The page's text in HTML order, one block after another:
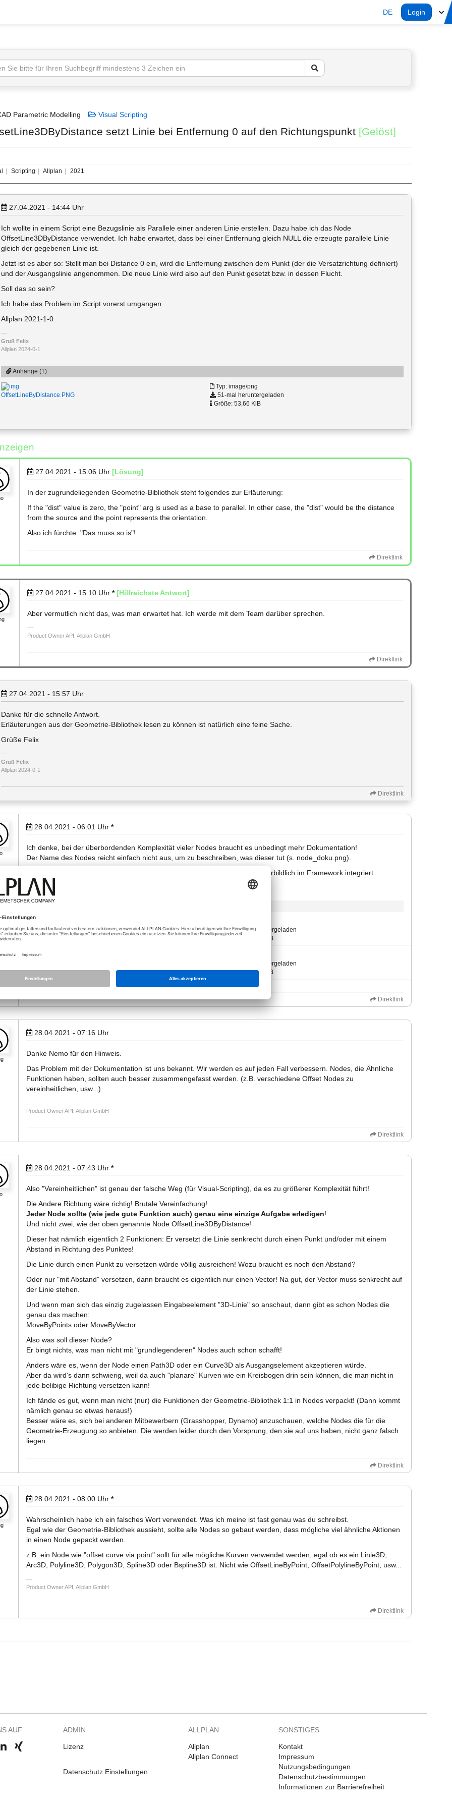
DE Login
Parametric Modelling Visual Scripting
setzt Linie bei Entfernung 0 auf den Richtungspunkt [Gelöst]
Scripting Allplan 2021
27.04.2021 - 14:44 Uhr
Ich wollte in einem Script eine Bezugslinie als Parallele einer anderen Linie erstellen. Dazu habe ich das Node
OffsetLine3DByDistance verwendet. Ich habe erwartet, dass bei einer Entfernung gleich NULL die erzeugte parallele Linie
gleich der gegebenen Linie ist.
Jetzt ist es aber so: Stellt man bei Distance 0 ein, wird die Entfernung zwischen dem Punkt (der die Versatzrichtung definiert)
und der Ausgangslinie angenommen. Die neue Linie wird also auf den Punkt gesetzt bzw. in dessen Flucht.
Soll das so sein?
Ich habe das Problem im Script vorerst umgangen.
Allplan 2021-1-0
Gruß Felix
Allplan 2024-0-1
Anhänge (1)
OffsetLineByDistance.PNG
Typ: image/png
51-mal heruntergeladen
Größe: 53,66 KiB
27.04.2021 - 15:06 Uhr [Lösung]
In der zugrundeliegenden Geometrie-Bibliothek steht folgendes zur Erläuterung:
If the "dist" value is zero, the "point" arg is used as a base to parallel. In other case, the "dist" would be the distance
from the source and the point represents the orientation.
Also ich fürchte: "Das muss so is"!
Direktlink
27.04.2021 - 15:10 Uhr * [Hilfreichste Antwort]
Aber vermutlich nicht das, was man erwartet hat. Ich werde mit dem Team darüber sprechen.
Product Owner API, Allplan GmbH
Direktlink
27.04.2021 - 15:57 Uhr
Danke für die schnelle Antwort.
Erläuterungen aus der Geometrie-Bibliothek lesen zu können ist natürlich eine feine Sache.
Grüße Felix
Gruß Felix
Allplan 2024-0-1
Direktlink
28.04.2021 - 06:01 Uhr *
Ich denke, bei der überbordenden Komplexität vieler Nodes braucht es unbedingt mehr Dokumentation!
Der Name des Nodes reicht einfach nicht aus, um zu beschreiben, was dieser tut (s. node_doku.png).
Andere Visual-Scripting-Ansätze (z.B. Dynamo) haben die Dokumentation vorbildlich im Framework integriert
(s.Dynamo.png)!
Dynamo.png
46-mal heruntergeladen
Größe: 69,18 KiB
49-mal heruntergeladen
Größe: 70,46 KiB
Direktlink
28.04.2021 - 07:16 Uhr
Danke Nemo für den Hinweis.
Das Problem mit der Dokumentation ist uns bekannt. Wir werden es auf jeden Fall verbessern. Nodes, die Ähnliche
Funktionen haben, sollten auch besser zusammengefasst werden. (z.B. verschiedene Offset Nodes zu
vereinheitlichen, usw...)
Product Owner API, Allplan GmbH
Direktlink
28.04.2021 - 07:43 Uhr *
Also "Vereinheitlichen" ist genau der falsche Weg (für Visual-Scripting), da es zu größerer Komplexität führt!
Die Andere Richtung wäre richtig! Brutale Vereinfachung!
Jeder Node sollte (wie jede gute Funktion auch) genau eine einzige Aufgabe erledigen!
Und nicht zwei, wie der oben genannte Node OffsetLine3DByDistance!
Dieser hat nämlich eigentlich 2 Funktionen: Er versetzt die Linie senkrecht durch einen Punkt und/oder mit einem
Abstand in Richtung des Punktes!
Die Linie durch einen Punkt zu versetzen würde völlig ausreichen! Wozu braucht es noch den Abstand?
Oder nur "mit Abstand" versetzen, dann braucht es eigentlich nur einen Vector! Na gut, der Vector muss senkrecht auf
der Linie stehen.
Und wenn man sich das einzig zugelassen Eingabeelement "3D-Linie" so anschaut, dann gibt es schon Nodes die
genau das machen:
MoveByPoints oder MoveByVector
Also was soll dieser Node?
Er bingt nichts, was man nicht mit "grundlegenderen" Nodes auch schon schafft!
Anders wäre es, wenn der Node einen Path3D oder ein Curve3D als Ausgangselement akzeptieren würde.
Aber da wird's dann schwierig, weil da auch "planare" Kurven wie ein Kreisbogen drin sein können, die man nicht in
jede belibige Richtung versetzen kann!
Ich fände es gut, wenn man nicht (nur) die Funktionen der Geometrie-Bibliothek 1:1 in Nodes verpackt! (Dann kommt
nämlich genau so etwas heraus!)
Besser wäre es, sich bei anderen Mitbewerbern (Grasshopper, Dynamo) anzuschauen, welche Nodes die für die
Geometrie-Erzeugung so anbieten. Die werden leider durch den Vorsprung, den sie auf uns haben, nicht ganz falsch
liegen...
Direktlink
28.04.2021 - 08:00 Uhr *
Wahrscheinlich habe ich ein falsches Wort verwendet. Was ich meine ist fast genau was du schreibst.
Egal wie der Geometrie-Bibliothek aussieht, sollte alle Nodes so gebaut werden, dass mögliche viel ähnliche Aktionen
in einen Node gepackt werden.
z.B. ein Node wie "offset curve via point" sollt für alle mögliche Kurven verwendet werden, egal ob es ein Linie3D,
Arc3D, Polyline3D, Polygon3D, Spline3D oder Bspline3D ist. Nicht wie OffsetLineByPoint, OffsetPolylineByPoint, usw...
Product Owner API, Allplan GmbH
Direktlink
AUF ADMIN
Lizenz
Datenschutz Einstellungen
ALLPLAN
Allplan
Allplan Connect
SONSTIGES
Kontakt
Impressum
Nutzungsbedingungen
Datenschutzbestimmungen
Informationen zur Barrierefreiheit